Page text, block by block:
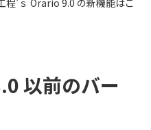
程’ｓ Orario 9.0 の新機能はご
以前のバー